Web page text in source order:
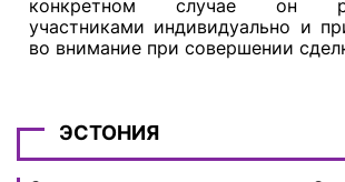
конкретном случае он
участниками индивидуально и
во внимание при совершении
ЭСТОНИЯ